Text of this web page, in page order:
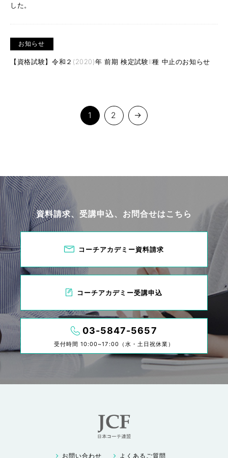
した。
お知らせ
【資格試験】令和２(2020)年 前期 検定試験Ⅱ種 中止のお知らせ
1 2
資料請求、受講申込、お問合せはこちら
コーチアカデミー資料請求
コーチアカデミー受講申込
03-5847-5657
受付時間 10:00~17:00（水・土日祝休業）
お問い合わせ よくあるご質問